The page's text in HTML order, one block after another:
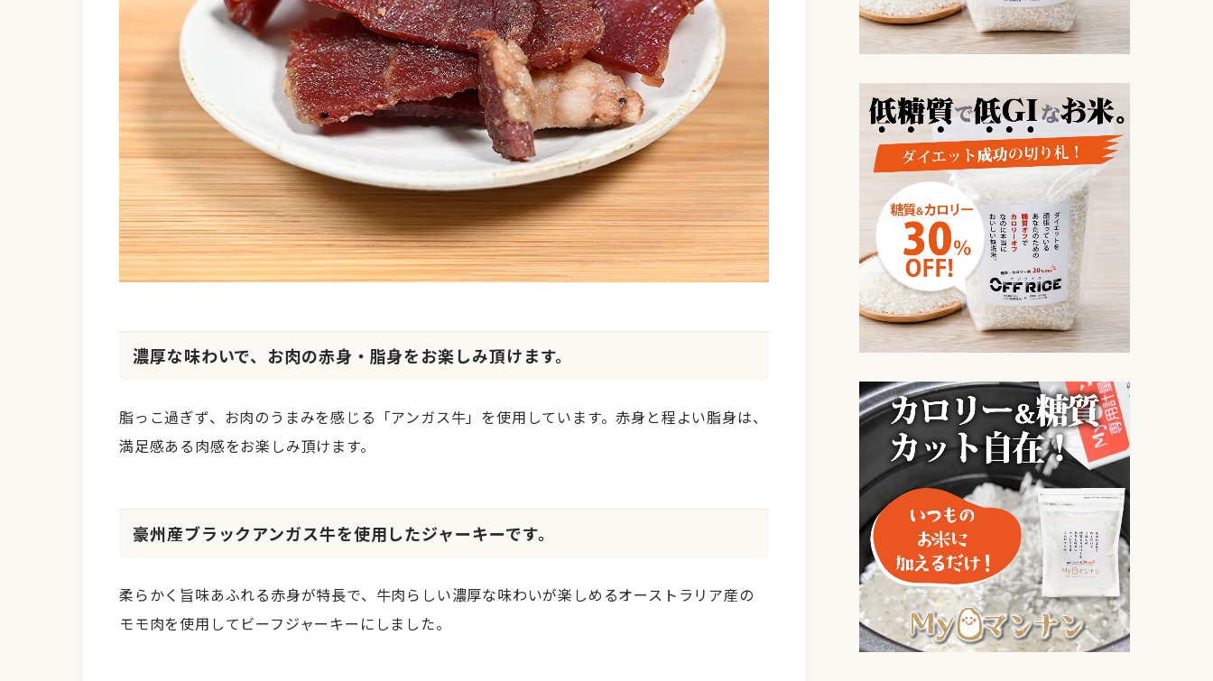
濃厚な味わいで、お肉の赤身・脂身をお楽しみ頂けます。
脂っこ過ぎず、お肉のうまみを感じる「アンガス牛」を使用しています。赤身と程よい脂身は、
満足感ある肉感をお楽しみ頂けます。
豪州産ブラックアンガス牛を使用したジャーキーです。
柔らかく旨味あふれる赤身が特長で、牛肉らしい濃厚な味わいが楽しめるオーストラリア産の
モモ肉を使用してビーフジャーキーにしました。